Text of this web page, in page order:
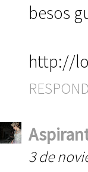
besos
http://
3 de